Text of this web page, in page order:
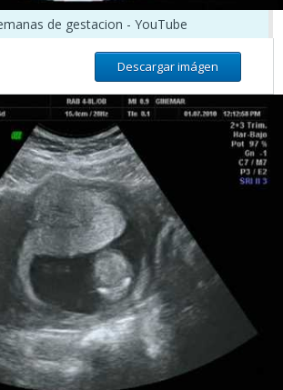
de gestacion - YouTube
Descargar imágen